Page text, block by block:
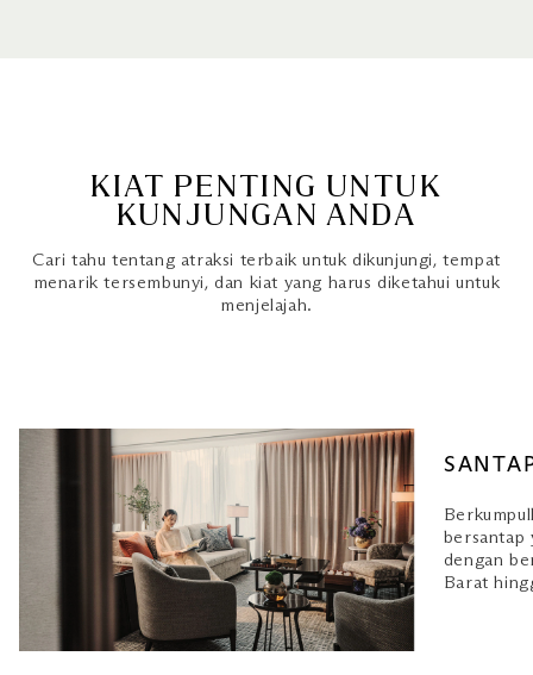
KIAT PENTING UNTUK
KUNJUNGAN ANDA
Cari tahu tentang atraksi terbaik untuk dikunjungi, tempat
menarik tersembunyi, dan kiat yang harus diketahui untuk
menjelajah.